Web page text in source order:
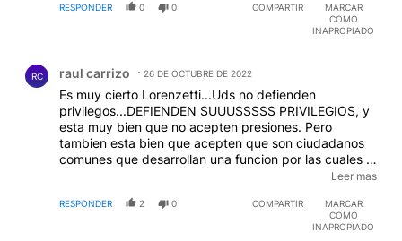
RESPONDER 0 0 COMPARTIR
MARCAR
COMO
INAPROPIADO
RC raul carrizo 26 DE OCTUBRE DE 2022
Es muy cierto Lorenzetti...Uds no defienden
privilegos...DEFIENDEN SUUUSSSSS PRIVILEGIOS, y
esta muy bien que no acepten presiones. Pero
tambien esta bien que acepten que son ciudadanos
comunes que desarrollan una funcion por las cuales el
ESTADO...o sea todos los ciudadanos que pagamos
mortales, no dioses del Olimpo y tampoco tienen la
verdad revelada, porque muchos de Uds Sr.
Leer mas
RESPONDER 2 0 COMPARTIR
MARCAR
COMO
INAPROPIADO